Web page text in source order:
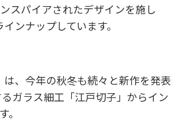
スパイアされたデザインを施し
ンナップしています。
、今年の秋冬も続々と新作を発表
ガラス細工「江戸切子」からイン